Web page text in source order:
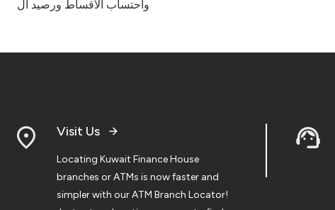
واحتساب الأقساط ورصيد ال
Visit Us
Locating Kuwait Finance House
branches or ATMs is now faster and
simpler with our ATM Branch Locator!